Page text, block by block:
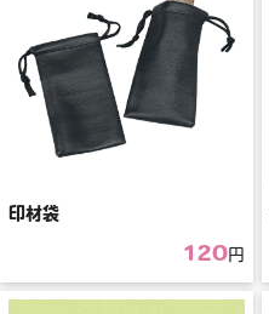
印材袋
120円